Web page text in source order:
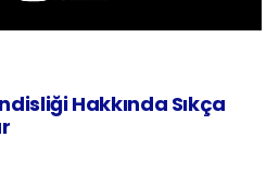
Hakkında Sıkça